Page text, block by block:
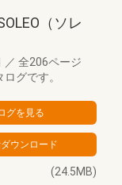
（ソレ
／ 全206ページ
グです。
(24.5MB)